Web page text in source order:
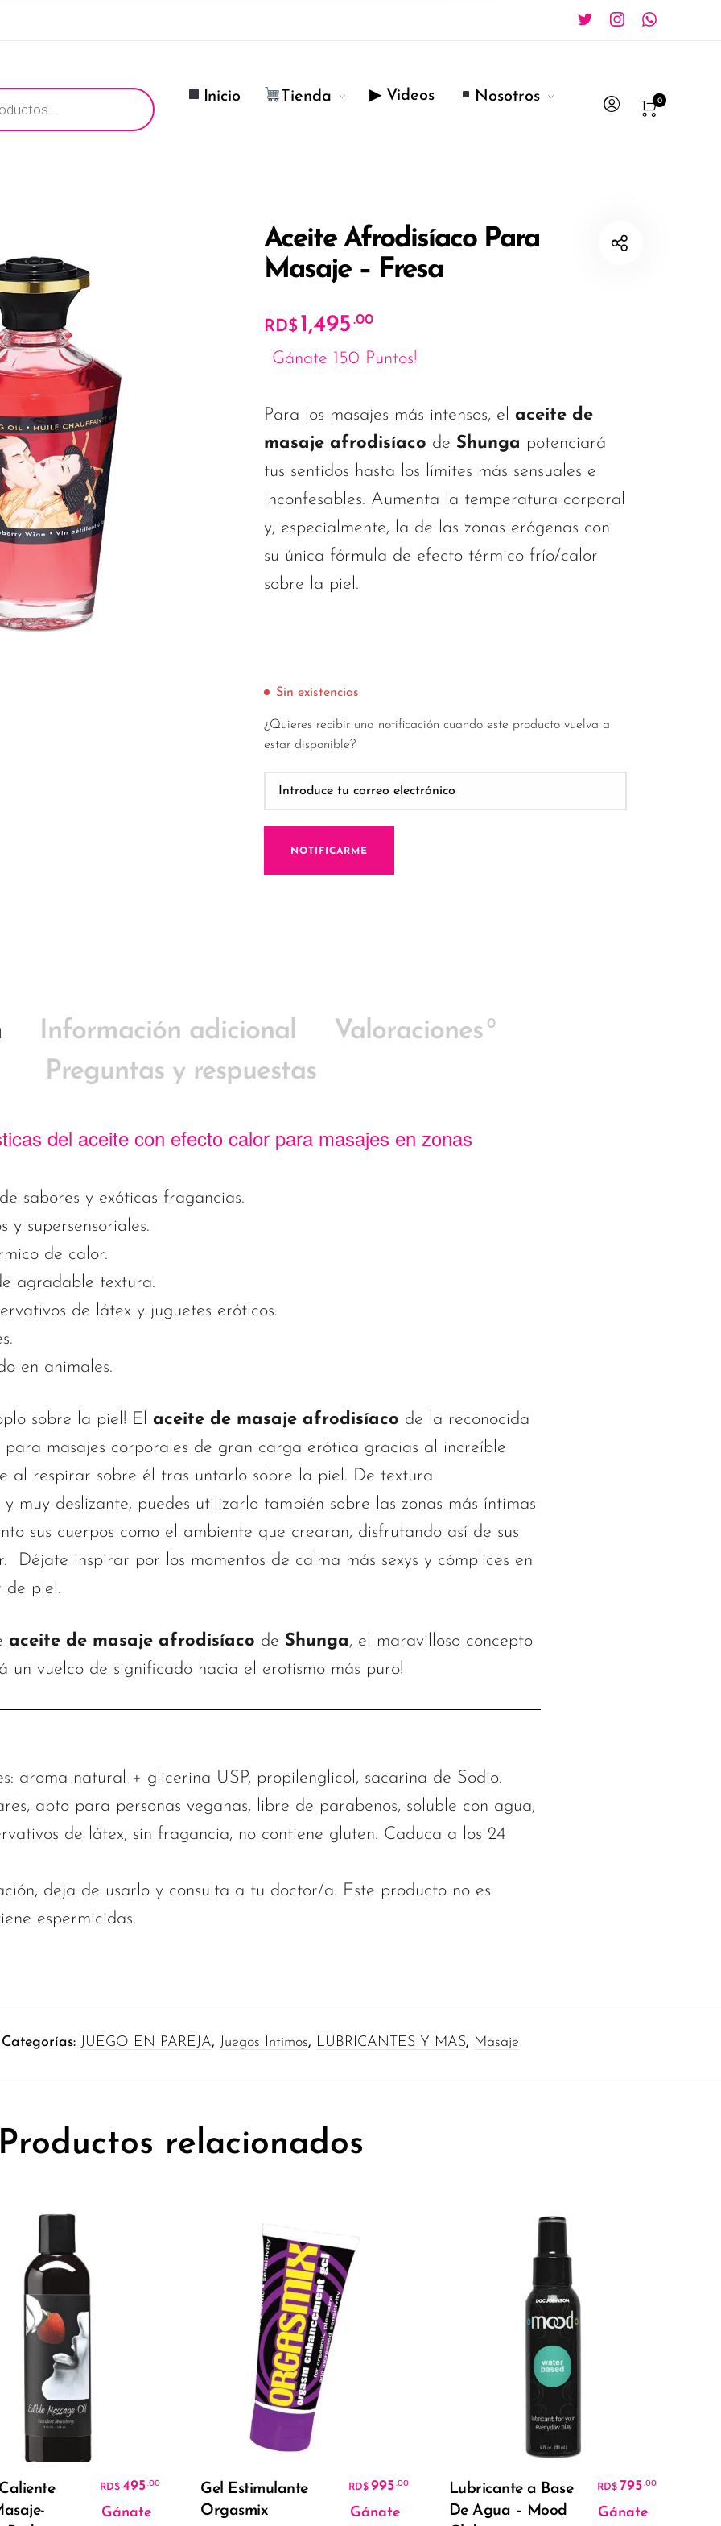
Inicio Tienda ▶ Videos Nosotros 0
Aceite Afrodisíaco Para
Masaje – Fresa
RD$ 1,495 .00
Gánate 150 Puntos!
Para los masajes más intensos, el aceite de
masaje afrodisíaco de Shunga potenciará
tus sentidos hasta los límites más sensuales e
inconfesables. Aumenta la temperatura corporal
y, especialmente, la de las zonas erógenas con
su única fórmula de efecto térmico frío/calor
sobre la piel.
Sin existencias
¿Quieres recibir una notificación cuando este producto vuelva a
estar disponible?
NOTIFICARME
Información adicional Valoraciones 0
Preguntas y respuestas
del aceite con efecto calor para masajes en zonas
sabores y exóticas fragancias.
y supersensoriales.
de calor.
agradable textura.
de látex y juguetes eróticos.
en animales.
sobre la piel! El aceite de masaje afrodisíaco de la reconocida
para masajes corporales de gran carga erótica gracias al increíble
al respirar sobre él tras untarlo sobre la piel. De textura
muy deslizante, puedes utilizarlo también sobre las zonas más íntimas
sus cuerpos como el ambiente que crearan, disfrutando así de sus
Déjate inspirar por los momentos de calma más sexys y cómplices en
de piel.
aceite de masaje afrodisíaco de Shunga, el maravilloso concepto
un vuelco de significado hacia el erotismo más puro!
aroma natural + glicerina USP, propilenglicol, sacarina de Sodio.
apto para personas veganas, libre de parabenos, soluble con agua,
de látex, sin fragancia, no contiene gluten. Caduca a los 24
deja de usarlo y consulta a tu doctor/a. Este producto no es
espermicidas.
Categorías: JUEGO EN PAREJA, Juegos Intimos, LUBRICANTES Y MAS, Masaje
Productos relacionados
Añadir Al Carrito
RD$ 495.00
Gánate
Añadir Al Carrito
Gel Estimulante
Orgasmix
RD$ 995.00
Gánate
Añadir Al Carrito
Lubricante a Base
De Agua – Mood
RD$ 795.00
Gánate